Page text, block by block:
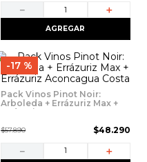
＋
－
AGREGAR
17 %
Pack Vinos Pinot Noir:
Arboleda + Errázuriz Max +
Errázuriz Aconcagua Costa
$57.890 $48.290
＋
－